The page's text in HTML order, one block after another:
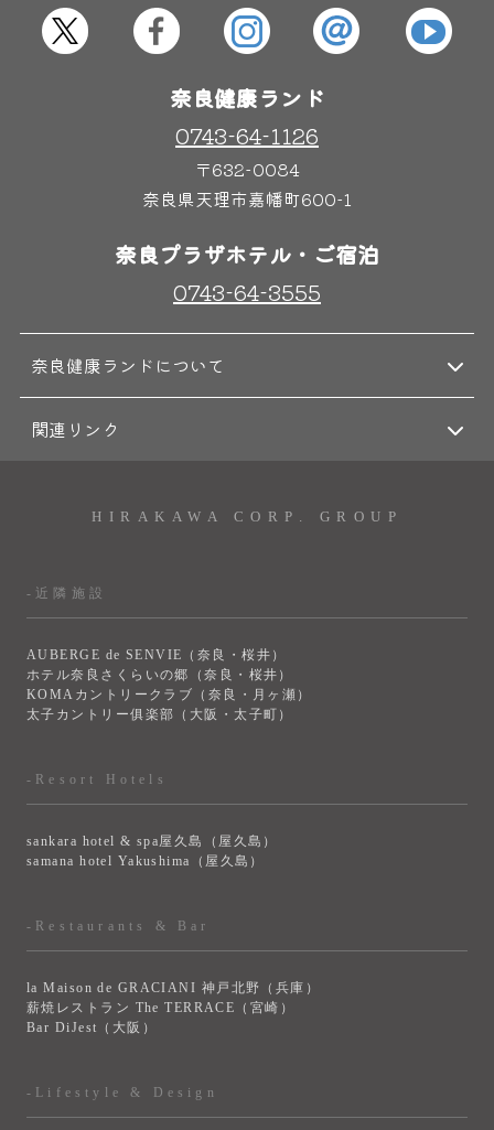
その他施設
奈良健康ランド
0743-64-1126
〒632-0084
奈良県天理市嘉幡町600-1
奈良プラザホテル・ご宿泊
0743-64-3555
奈良健康ランドについて
関連リンク
HIRAKAWA CORP. GROUP
-近隣施設
AUBERGE de SENVIE（奈良・桜井）
ホテル奈良さくらいの郷（奈良・桜井）
KOMAカントリークラブ（奈良・月ヶ瀬）
太子カントリー俱楽部（大阪・太子町）
-Resort Hotels
sankara hotel & spa屋久島（屋久島）
samana hotel Yakushima（屋久島）
-Restaurants & Bar
la Maison de GRACIANI 神戸北野（兵庫）
薪焼レストラン The TERRACE（宮崎）
Bar DiJest（大阪）
-Lifestyle & Design